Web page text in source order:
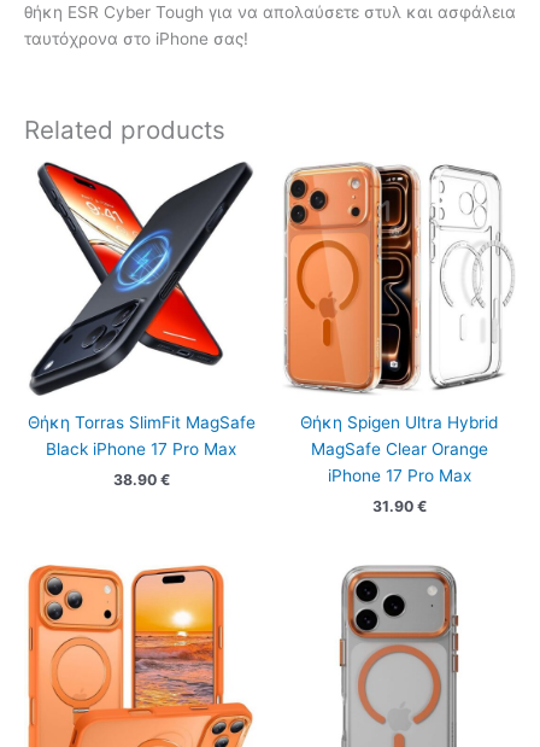
θήκη ESR Cyber Tough για να απολαύσετε στυλ και ασφάλεια
ταυτόχρονα στο iPhone σας!
Related products
Θήκη Torras SlimFit MagSafe
Black iPhone 17 Pro Max
38.90 €
Θήκη Spigen Ultra Hybrid
MagSafe Clear Orange
iPhone 17 Pro Max
31.90 €